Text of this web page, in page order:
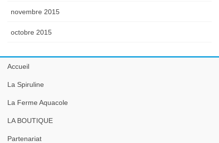
novembre 2015
octobre 2015
Accueil
La Spiruline
La Ferme Aquacole
LA BOUTIQUE
Partenariat